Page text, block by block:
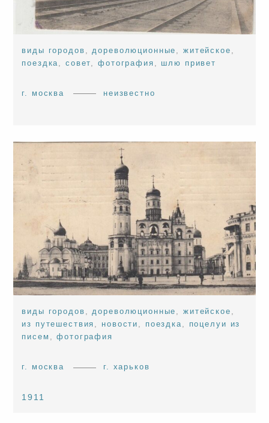
виды городов дореволюционные ,житейское
поездка
,совет ,фотография шлю привет
г. москва неизвестно
виды городов ,дореволюционные ,житейское ,
из путешествия , новости , поездка, поцелуи из
писем ,фотография
г. москва г. харьков
1911